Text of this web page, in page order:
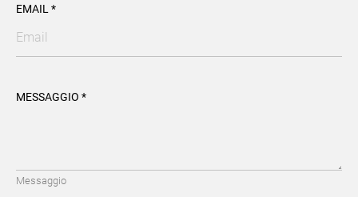
EMAIL *
MESSAGGIO *
Messaggio